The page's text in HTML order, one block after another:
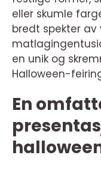
eller skumle
bredt spekter
en unik og
Halloween-
En